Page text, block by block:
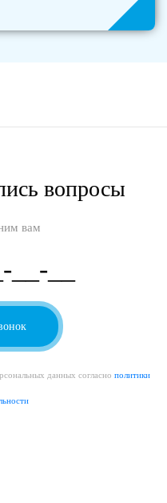
вопросы
вам
данных согласно политики